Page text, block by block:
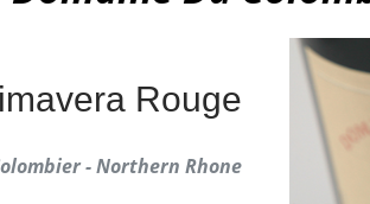
Rouge
- Northern Rhone